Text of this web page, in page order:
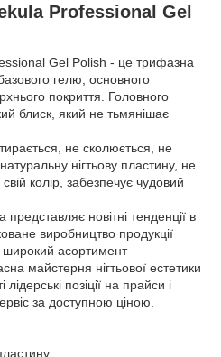
Professional Gel
Gel Polish - це трифазна
гелю, основного
покриття. Головного
блиск, який не тьмянішає
не сколюється, не
нігтьову пластину, не
колір, забезпечує чудовий
новітні тенденції в
виробництво продукції
широкий асортимент
майстерня нігтьової естетики
позіції на прайси і
за доступною ціною.